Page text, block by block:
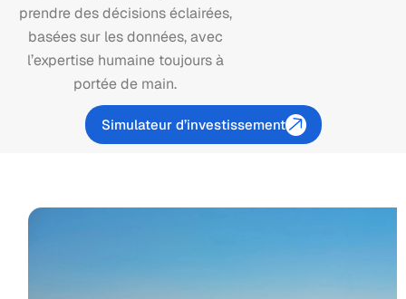
prendre des décisions éclairées,
basées sur les données, avec
l’expertise humaine toujours à
portée de main.
Simulateur d’investissement